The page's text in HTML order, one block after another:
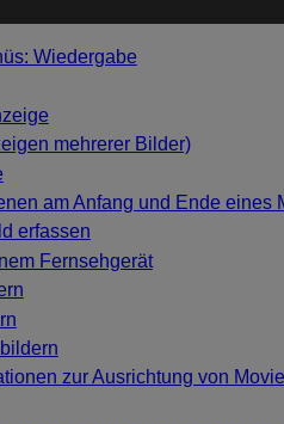
Wiedergabe
mehrerer Bilder)
am Anfang und Ende eines
erfassen
Fernsehgerät
zur Ausrichtung von